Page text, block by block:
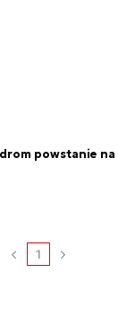
powstanie na
1